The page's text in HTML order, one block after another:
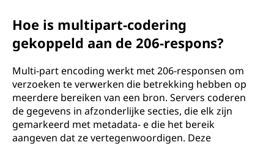
Hoe is multipart-codering
gekoppeld aan de 206-respons?
Multi-part encoding werkt met 206-responsen om
verzoeken te verwerken die betrekking hebben op
meerdere bereiken van een bron. Servers coderen
de gegevens in afzonderlijke secties, die elk zijn
gemarkeerd met metadata- e die het bereik
aangeven dat ze vertegenwoordigen. Deze